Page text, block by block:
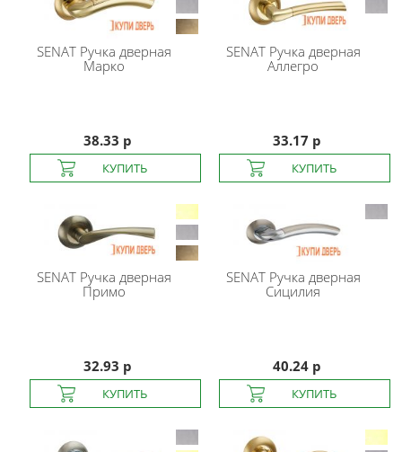
SENATРучка дверная
Марко
38.33 р
SENATРучка дверная
Аллегро
33.17 р
SENATРучка дверная
Примо
32.93 р
SENATРучка дверная
Сицилия
40.24 р